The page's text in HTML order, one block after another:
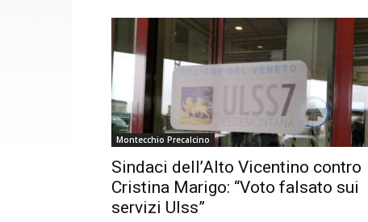
Montecchio Precalcino
Sindaci dell’Alto Vicentino contro
Cristina Marigo: “Voto falsato sui
servizi Ulss”